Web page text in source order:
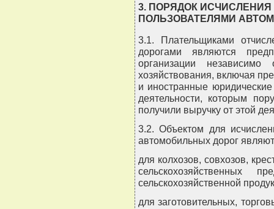
3. ПОРЯДОК
ПОЛЬЗОВАТЕЛЯМИ
3.1. Плательщиками
дорогами являются
организации
хозяйствования, включая
и иностранные
деятельности, которым
получили выручку от этой
3.2. Объектом для
автомобильных дорог
для колхозов, совхозов,
сельскохозяйственных
сельскохозяйственной
для заготовительных,